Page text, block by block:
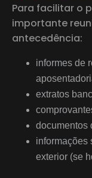
Para facilitar o
importante
antecedência:
informes de
extratos
documentos
informações
exterior (se